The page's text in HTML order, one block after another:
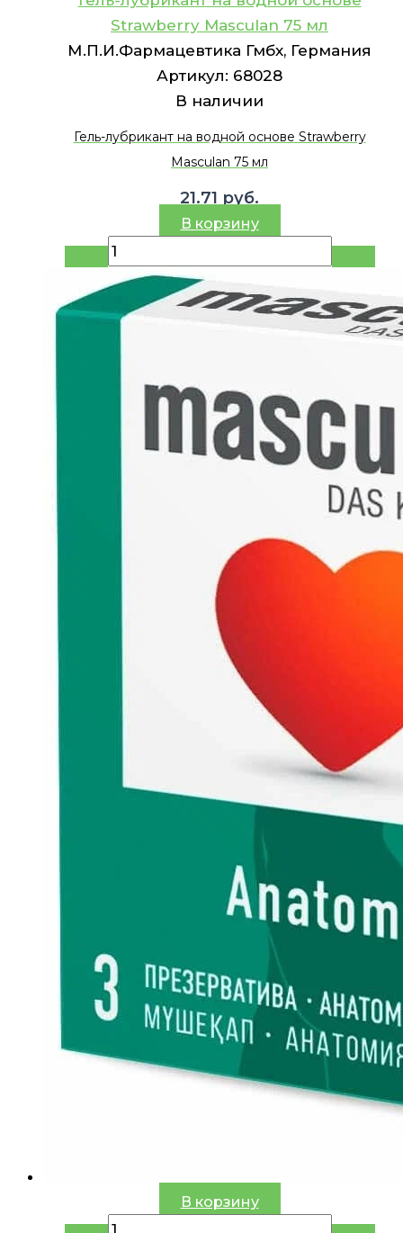
Strawberry Masculan 75 мл
М.П.И.Фармацевтика Гмбх, Германия
Артикул: 68028
В наличии
Гель-лубрикант на водной основе Strawberry
Masculan 75 мл
21.71 руб.
В корзину
В корзину